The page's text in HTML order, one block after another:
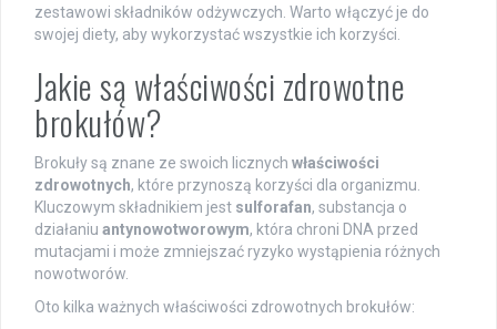
zestawowi składników odżywczych. Warto włączyć je do
swojej diety, aby wykorzystać wszystkie ich korzyści.
Jakie są właściwości zdrowotne
brokułów?
Brokuły są znane ze swoich licznych właściwości
zdrowotnych, które przynoszą korzyści dla organizmu.
Kluczowym składnikiem jest sulforafan, substancja o
działaniu antynowotworowym, która chroni DNA przed
mutacjami i może zmniejszać ryzyko wystąpienia różnych
nowotworów.
Oto kilka ważnych właściwości zdrowotnych brokułów: